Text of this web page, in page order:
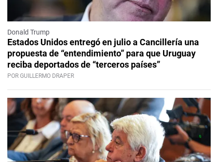
Donald Trump
Estados Unidos entregó en julio a Cancillería una
propuesta de “entendimiento” para que Uruguay
reciba deportados de “terceros países”
POR GUILLERMO DRAPER